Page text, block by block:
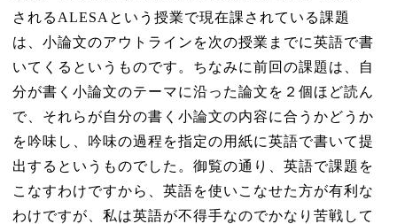
される ALESA という授業で現在課されている課題
は、小論文のアウトラインを次の授業までに英語で書
いてくるというものです。ちなみに前回の課題は、自
分が書く小論文のテーマに沿った論文を２個ほど読ん
で、それらが自分の書く小論文の内容に合うかどうか
を吟味し、吟味の過程を指定の用紙に英語で書いて提
出するというものでした。御覧の通り、英語で課題を
こなすわけですから、英語を使いこなせた方が有利な
わけですが、私は英語が不得手なのでかなり苦戦して